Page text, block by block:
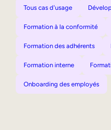
Tous cas d'usage
Formation à la conformité
Formation des adhérents
Formation interne
Onboarding des employés